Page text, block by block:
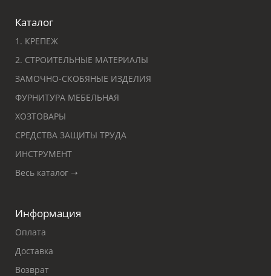
Каталог
1. КРЕПЕЖ
2. СТРОИТЕЛЬНЫЕ МАТЕРИАЛЫ
ЗАМОЧНО-СКОБЯНЫЕ ИЗДЕЛИЯ
ФУРНИТУРА МЕБЕЛЬНАЯ
ХОЗТОВАРЫ
СРЕДСТВА ЗАЩИТЫ ТРУДА
ИНСТРУМЕНТ
Весь каталог ➝
Информация
Оплата
Доставка
Возврат